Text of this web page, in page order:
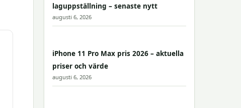
laguppställning – senaste nytt
augusti 6, 2026
iPhone 11 Pro Max pris 2026 – aktuella
priser och värde
augusti 6, 2026